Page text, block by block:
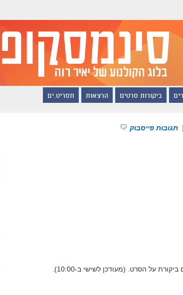
ביקורות סרטים הרצאות תסריט.ים
| תגובות פייסבוק
על הסרט. (מעודכן לשישי ב-10:00).